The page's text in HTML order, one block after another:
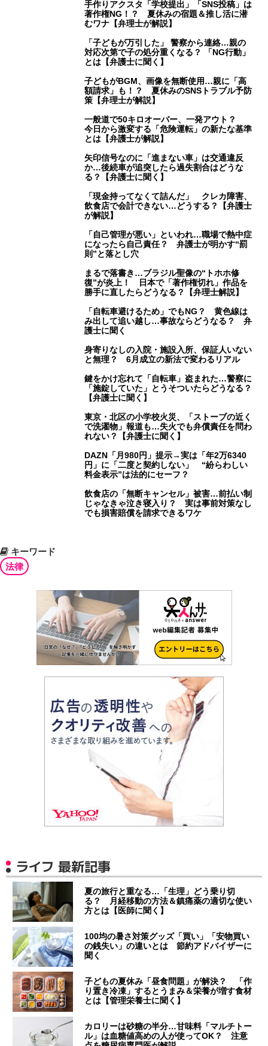
手作りアクスタ「学校提出」「SNS投稿」は
著作権NG！？ 夏休みの宿題＆推し活に潜
むワナ【弁理士が解説】
「子どもが万引した」 警察から連絡…親の
対応次第で子の処分重くなる？ 「NG行動」
とは【弁護士に聞く】
子どもがBGM、画像を無断使用…親に「高
額請求」も！？ 夏休みのSNSトラブル予防
策【弁理士が解説】
一般道で50キロオーバー、一発アウト？
今日から激変する「危険運転」の新たな基準
とは【弁護士が解説】
矢印信号なのに「進まない車」は交通違反
か…後続車が追突したら過失割合はどうな
る？【弁護士に聞く】
「現金持ってなくて詰んだ」 クレカ障害、
飲食店で会計できない…どうする？【弁護士
が解説】
「自己管理が悪い」といわれ…職場で熱中症
になったら自己責任？ 弁護士が明かす“罰
則”と落とし穴
まるで落書き…ブラジル聖像の“トホホ修
復”が炎上！ 日本で「著作権切れ」作品を
勝手に直したらどうなる？【弁理士解説】
「自転車避けるため」でもNG？ 黄色線は
み出して追い越し…事故ならどうなる？ 弁
護士に聞く
身寄りなしの入院・施設入所、保証人いない
と無理？ 6月成立の新法で変わるリアル
鍵をかけ忘れて「自転車」盗まれた…警察に
「施錠していた」とうそついたらどうなる？
【弁護士に聞く】
東京・北区の小学校火災、「ストーブの近く
で洗濯物」報道も…失火でも弁償責任を問わ
れない？【弁護士に聞く】
DAZN「月980円」提示→実は「年2万6340
円」に「二度と契約しない」 “紛らわしい
料金表示”は法的にセーフ？
飲食店の「無断キャンセル」被害…前払い制
じゃなきゃ泣き寝入り？ 実は事前対策なし
でも損害賠償を請求できるワケ
キーワード
法律
ライフ 最新記事
夏の旅行と重なる…「生理」どう乗り切
る？ 月経移動の方法＆鎮痛薬の適切な使い
方とは【医師に聞く】
100均の暑さ対策グッズ「買い」「安物買い
の銭失い」の違いとは 節約アドバイザーに
聞く
子どもの夏休み「昼食問題」が解決？ 「作
り置き冷凍」するとうまみ＆栄養が増す食材
とは【管理栄養士に聞く】
カロリーは砂糖の半分…甘味料「マルチトー
ル」は血糖値高めの人が使ってOK？ 注意